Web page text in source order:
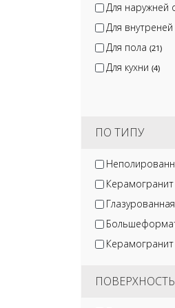
Для наружней
Для внутреней
Для пола (21)
Для кухни (4)
ПО ТИПУ
Глазурованная
Керамогранит
ПОВЕРХНОСТЬ